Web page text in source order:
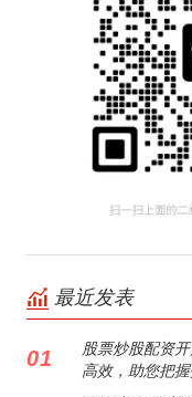
最近发表
01
股票炒股配资
高效，助您把